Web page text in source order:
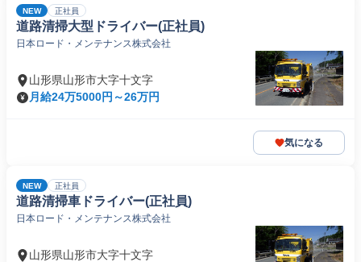
NEW 正社員
道路清掃大型ドライバー(正社員)
日本ロード・メンテナンス株式会社
山形県山形市大字十文字
月給24万5000円～26万円
気になる
NEW 正社員
道路清掃車ドライバー(正社員)
日本ロード・メンテナンス株式会社
山形県山形市大字十文字